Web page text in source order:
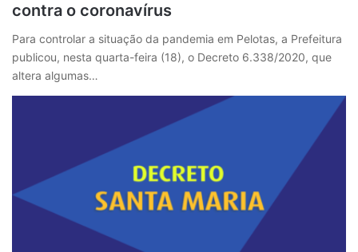
contra o coronavírus
Para controlar a situação da pandemia em Pelotas, a Prefeitura
publicou, nesta quarta-feira (18), o Decreto 6.338/2020, que
altera algumas…